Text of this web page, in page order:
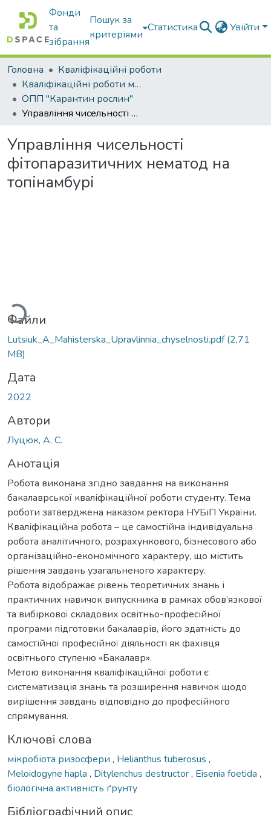
Фонди
та
зібрання
Пошук за
критеріями
Статистика Увійти
Головна
Кваліфікаційні роботи
Кваліфікаційні роботи магістрів
ОПП "Карантин рослин"
Управління чисельності фітопаразитичних нематод на топінамбурі
Управління чисельності
фітопаразитичних нематод на
топінамбурі
Файли
Lutsiuk_A_Мahisterska_Upravlinnia_chyselnosti.pdf(2,71
MB)
Дата
2022
Автори
Луцюк, А. С.
Анотація
Робота виконана згідно завдання на виконання
бакалаврської кваліфікаційної роботи студенту. Тема
роботи затверджена наказом ректора НУБіП України.
Кваліфікаційна робота – це самостійна індивідуальна
робота аналітичного, розрахункового, бізнесового або
організаційно-економічного характеру, що містить
рішення завдань узагальненого характеру.
Робота відображає рівень теоретичних знань і
практичних навичок випускника в рамках обов’язкової
та вибіркової складових освітньо-професійної
програми підготовки бакалаврів, його здатність до
самостійної професійної діяльності як фахівця
освітнього ступеню «Бакалавр».
Метою виконання кваліфікаційної роботи є
систематизація знань та розширення навичок щодо
вирішення завдань відповідно до професійного
спрямування.
Ключові слова
мікробіота ризосфери , Helianthus tuberosus ,
Meloidogyne hapla , Ditylenchus destructor, Eisenia foetida ,
біологічна активність ґрунту
Бібліографічний опис